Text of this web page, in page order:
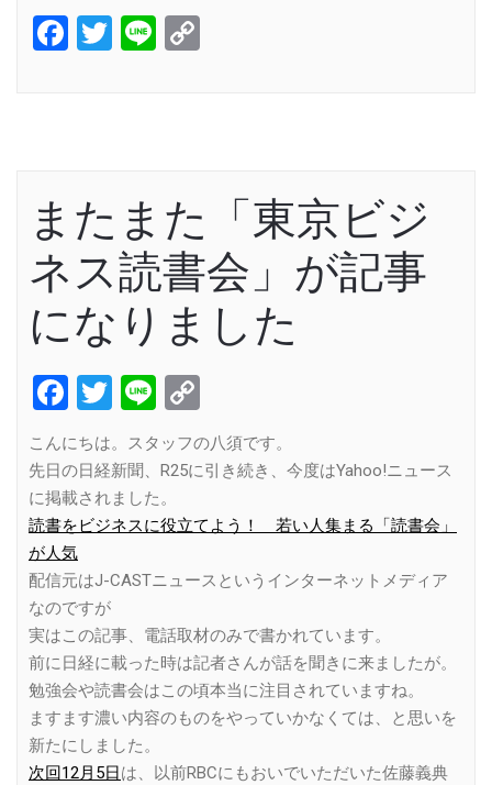
Facebook
Twitter
Line
またまた「東京ビジ
ネス読書会」が記事
になりました
Facebook
Twitter
Line
Link
こんにちは。スタッフの八須です。
先日の日経新聞、R25に引き続き、今度はYahoo!ニュース
に掲載されました。
読書をビジネスに役立てよう！ 若い人集まる「読書会」
が人気
配信元はJ-CASTニュースというインターネットメディア
なのですが
実はこの記事、電話取材のみで書かれています。
前に日経に載った時は記者さんが話を聞きに来ましたが。
勉強会や読書会はこの頃本当に注目されていますね。
ますます濃い内容のものをやっていかなくては、と思いを
新たにしました。
次回12月5日は、以前RBCにもおいでいただいた佐藤義典